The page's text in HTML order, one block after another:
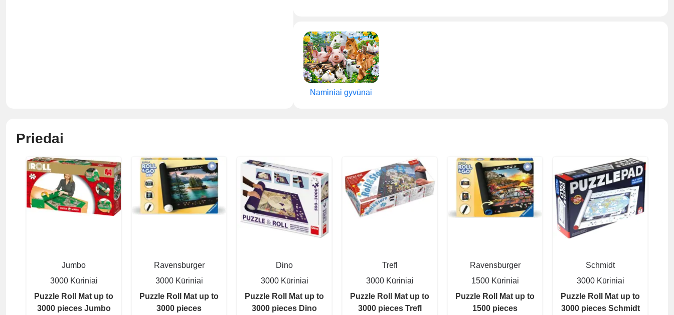
Naminiai gyvūnai
Priedai
Jumbo
3000 Kūriniai
Puzzle Roll Mat up to
3000 pieces Jumbo
Ravensburger
3000 Kūriniai
Puzzle Roll Mat up to
3000 pieces
Dino
3000 Kūriniai
Puzzle Roll Mat up to
3000 pieces Dino
Trefl
3000 Kūriniai
Puzzle Roll Mat up to
3000 pieces Trefl
Ravensburger
1500 Kūriniai
Puzzle Roll Mat up to
1500 pieces
Schmidt
3000 Kūriniai
Puzzle Roll Mat up to
3000 pieces Schmidt